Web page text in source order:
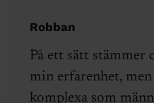
Robban
På ett sätt stämmer
min erfarenhet,
komplexa som